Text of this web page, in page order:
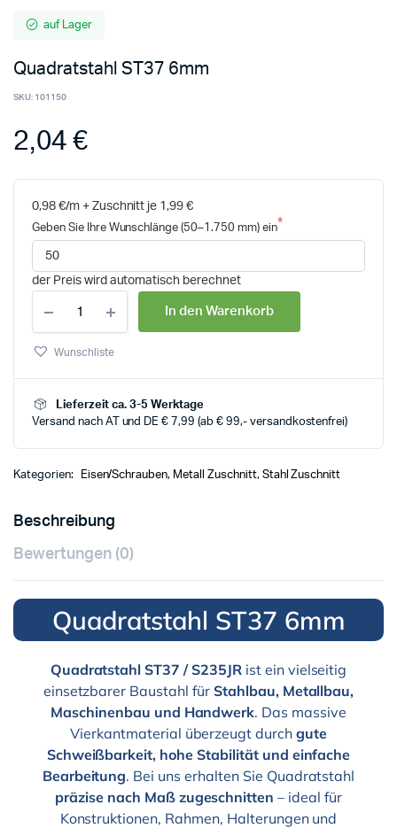
auf Lager
Quadratstahl ST37 6mm
SKU: 101150
2,04 €
0,98 €/m + Zuschnitt je 1,99 €
Geben Sie Ihre Wunschlänge (50–1.750 mm) ein
der Preis wird automatisch berechnet
In den Warenkorb
Wunschliste
Lieferzeit ca. 3-5 Werktage
Versand nach AT und DE € 7,99 (ab € 99,- versandkostenfrei)
Kategorien: Eisen/Schrauben, Metall Zuschnitt, Stahl Zuschnitt
Beschreibung
Bewertungen (0)
Quadratstahl ST37 6mm
Quadratstahl ST37 / S235JRist ein vielseitig
einsetzbarer Baustahl für Stahlbau, Metallbau,
Maschinenbau und Handwerk. Das massive
Vierkantmaterial überzeugt durchgute
Schweißbarkeit, hohe Stabilität und einfache
Bearbeitung. Bei uns erhalten Sie Quadratstahl
präzise nach Maß zugeschnitten – ideal für
Konstruktionen, Rahmen, Halterungen und